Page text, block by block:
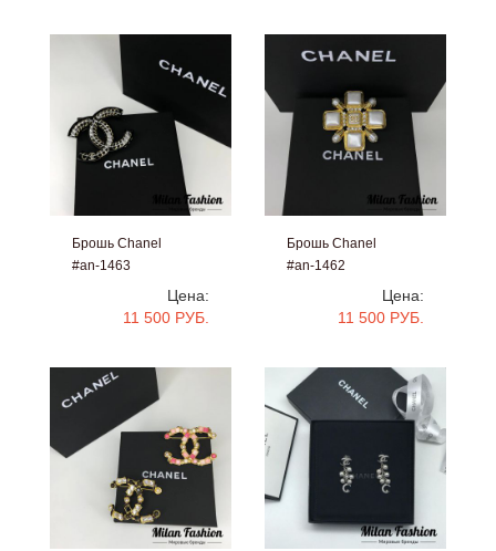
Брошь Chanel
#an-1463
Цена:
11 500 РУБ.
Брошь Chanel
#an-1462
Цена:
11 500 РУБ.